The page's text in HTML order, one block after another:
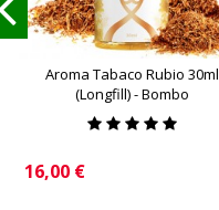
Aroma Tabaco Rubio 30ml
(Longfill) - Bombo
Precio
16,00 €